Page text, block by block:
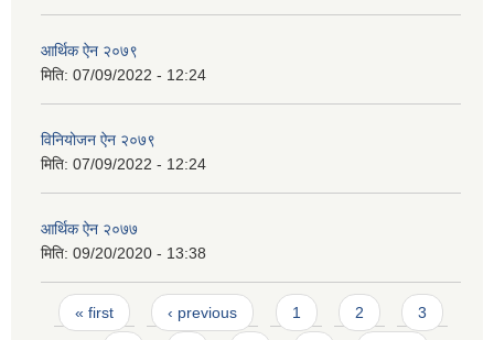
आर्थिक ऐन २०७९
मिति: 07/09/2022 - 12:24
विनियोजन ऐन २०७९
मिति: 07/09/2022 - 12:24
आर्थिक ऐन २०७७
मिति: 09/20/2020 - 13:38
Pages
« first ‹ previous 1 2 3